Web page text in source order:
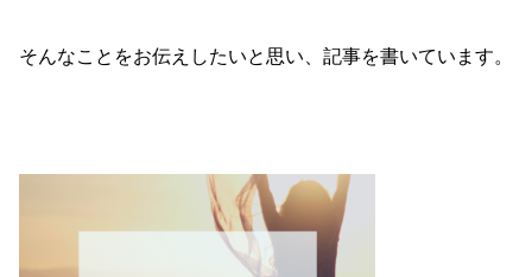
そんなことをお伝えしたいと思い、記事を書いています。